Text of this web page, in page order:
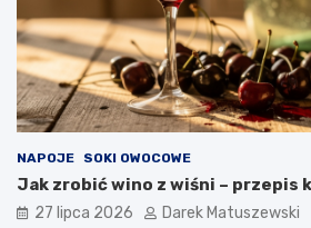
NAPOJE SOKI OWOCOWE
Jak zrobić wino z wiśni – przepis
27 lipca 2026 Darek Matuszewski